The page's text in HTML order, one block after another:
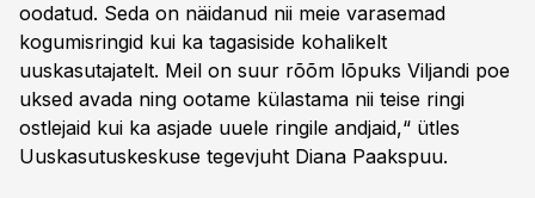
oodatud. Seda on näidanud nii meie varasemad
kogumisringid kui ka tagasiside kohalikelt
uuskasutajatelt. Meil on suur rõõm lõpuks Viljandi poe
uksed avada ning ootame külastama nii teise ringi
ostlejaid kui ka asjade uuele ringile andjaid,“ ütles
Uuskasutuskeskuse tegevjuht Diana Paakspuu.